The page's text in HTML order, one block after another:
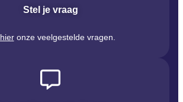
Stel je vraag
hieronze veelgestelde vragen.